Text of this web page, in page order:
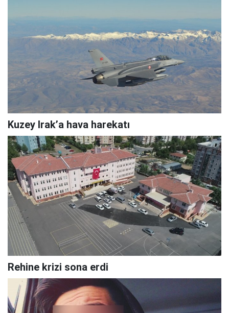
Kuzey Irak’a hava harekatı
Rehine krizi sona erdi